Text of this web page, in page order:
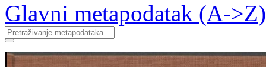
Glavni metapodatak (A->Z)